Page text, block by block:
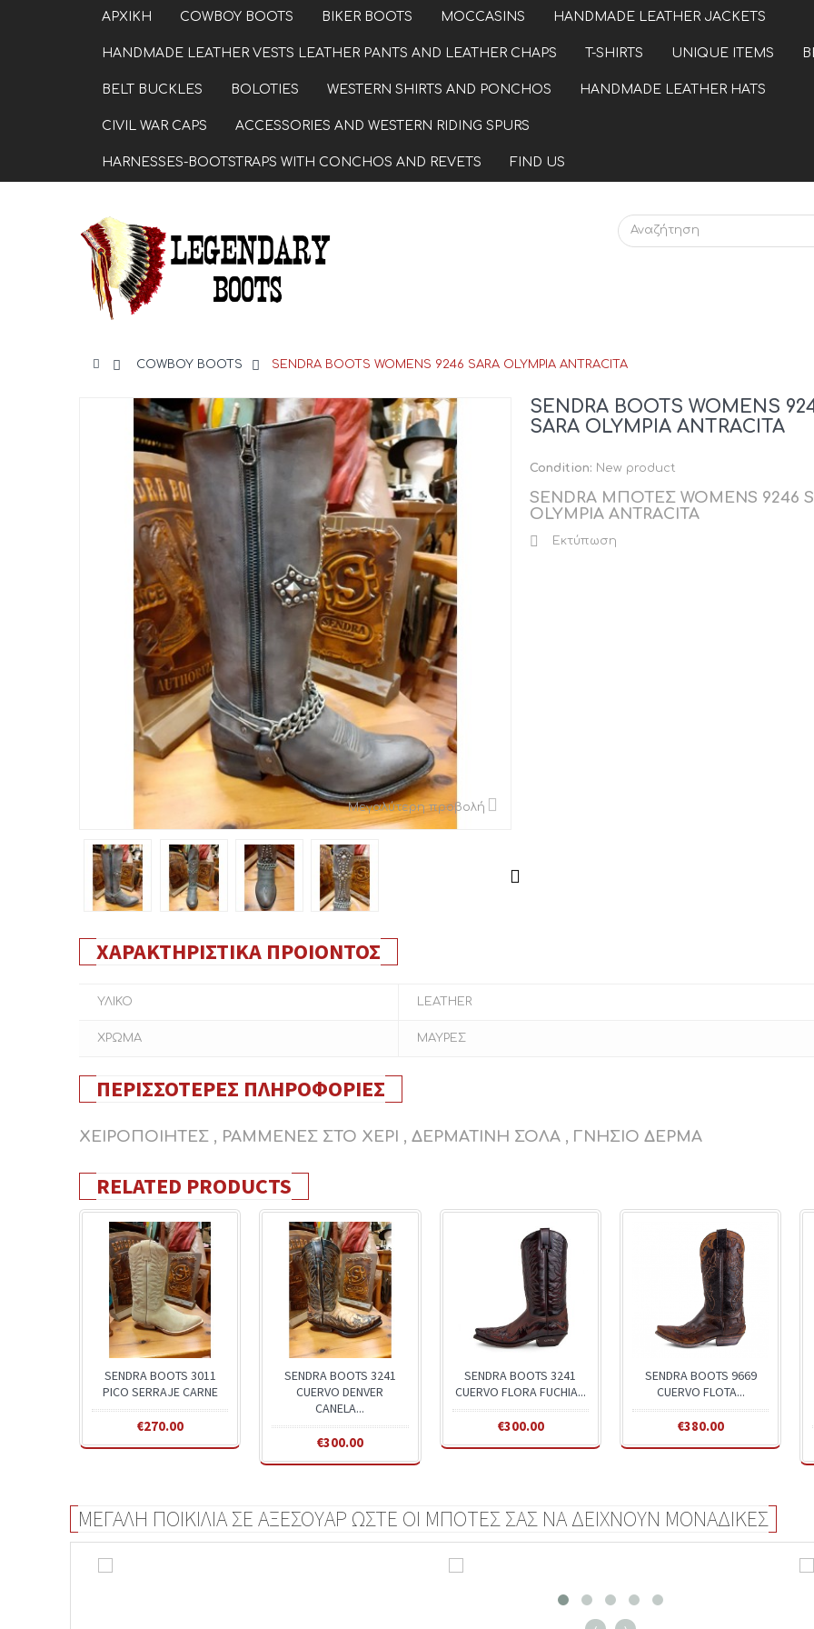
ΑΡΧΙΚΗ COWBOY BOOTS BIKER BOOTS MOCCASINS HANDMADE LEATHER JACKETS
HANDMADE LEATHER VESTS LEATHER PANTS AND LEATHER CHAPS T-SHIRTS UNIQUE ITEMS
BELT BUCKLES BOLOTIES WESTERN SHIRTS AND PONCHOS HANDMADE LEATHER HATS
CIVIL WAR CAPS ACCESSORIES AND WESTERN RIDING SPURS
HARNESSES-BOOTSTRAPS WITH CONCHOS AND REVETS FIND US
> COWBOY BOOTS > SENDRA BOOTS WOMENS 9246 SARA OLYMPIA ANTRACITA
Μεγαλύτερη προβολή
SENDRA BOOTS WOMENS
SARA OLYMPIA ANTRACITA
Condition: New product
SENDRA ΜΠΟΤΕΣ WOMENS 9246
OLYMPIA ANTRACITA
Εκτύπωση
ΧΑΡΑΚΤΗΡΙΣΤΙΚΆ ΠΡΟΙΌΝΤΟΣ
ΥΛΙΚΟ LEATHER
ΧΡΩΜΑ ΜΑΥΡΕΣ
ΠΕΡΙΣΣΌΤΕΡΕΣ ΠΛΗΡΟΦΟΡΊΕΣ
ΧΕΙΡΟΠΟΙΗΤΕΣ , ΡΑΜΜΕΝΕΣ ΣΤΟ ΧΕΡΙ , ΔΕΡΜΑΤΙΝΗ ΣΟΛΑ , ΓΝΗΣΙΟ ΔΕΡΜΑ
RELATED PRODUCTS
SENDRA BOOTS 3011
PICO SERRAJE CARNE
€270.00
SENDRA BOOTS 3241
CUERVO DENVER
CANELA...
€300.00
SENDRA BOOTS 3241
CUERVO FLORA FUCHIA...
€300.00
SENDRA BOOTS 9669
CUERVO FLOTA...
€380.00
ΜΕΓΑΛΗ ΠΟΙΚΙΛΙΑ ΣΕ ΑΞΕΣΟΥΑΡ ΩΣΤΕ ΟΙ ΜΠΟΤΕΣ ΣΑΣ ΝΑ ΔΕΙΧΝΟΥΝ ΜΟΝΑΔΙΚΕΣ